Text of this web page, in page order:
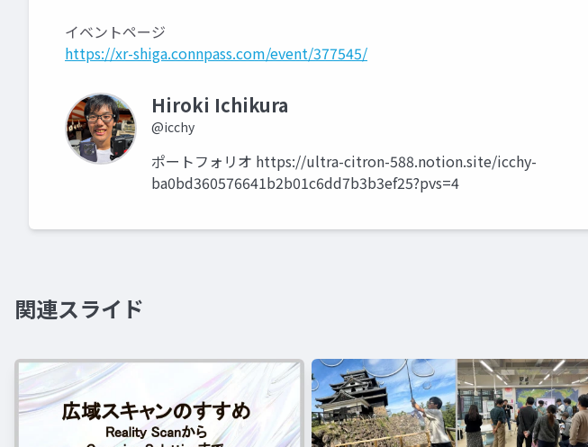
イベントページ
https://xr-shiga.connpass.com/event/377545/
Hiroki Ichikura
@icchy
ポートフォリオ https://ultra-citron-588.notion.site/icchy-
ba0bd360576641b2b01c6dd7b3b3ef25?pvs=4
関連スライド